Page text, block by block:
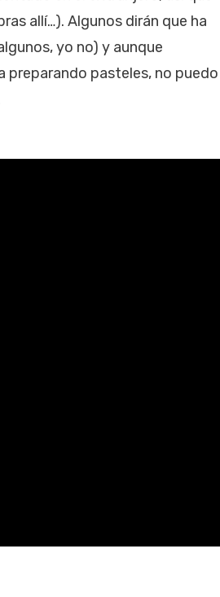
allí…). Algunos dirán que ha
yo no) y aunque
preparando pasteles, no puedo